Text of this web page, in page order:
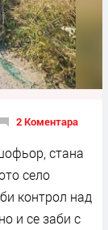
2 Коментара
стана
село
контрол над
и се заби с